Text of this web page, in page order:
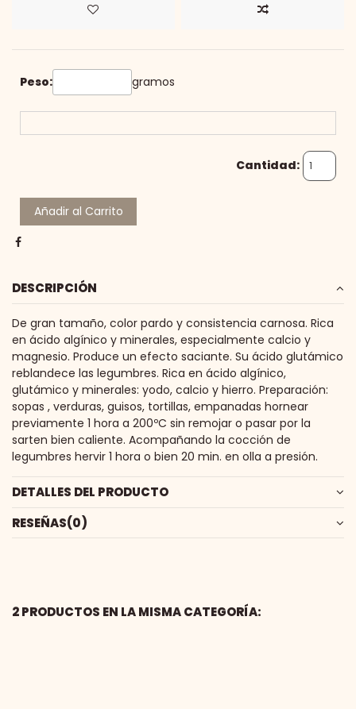
Peso: gramos
Cantidad:
Añadir al Carrito
DESCRIPCIÓN
De gran tamaño, color pardo y consistencia carnosa. Rica
en ácido algínico y minerales, especialmente calcio y
magnesio. Produce un efecto saciante. Su ácido glutámico
reblandece las legumbres. Rica en ácido algínico,
glutámico y minerales: yodo, calcio y hierro. Preparación:
sopas , verduras, guisos, tortillas, empanadas hornear
previamente 1 hora a 200ºC sin remojar o pasar por la
sarten bien caliente. Acompañando la cocción de
legumbres hervir 1 hora o bien 20 min. en olla a presión.
DETALLES DEL PRODUCTO
RESEÑAS(0)
2 PRODUCTOS EN LA MISMA CATEGORÍA: